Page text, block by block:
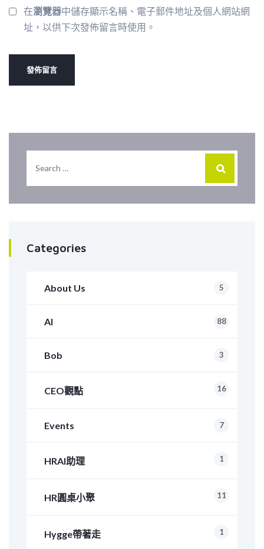
在瀏覽器中儲存顯示名稱、電子郵件地址及個人網站網
址，以供下次發佈留言時使用。
Categories
About Us 5
AI 88
Bob 3
CEO觀點 16
Events 7
HRAI助理 1
HR圓桌小聚 11
Hygge帶著走 1